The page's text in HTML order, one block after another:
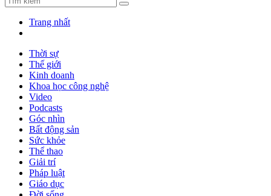
Trang nhất
Thời sự
Thế giới
Kinh doanh
Khoa học công nghệ
Video
Podcasts
Góc nhìn
Bất động sản
Sức khỏe
Thể thao
Giải trí
Pháp luật
Giáo dục